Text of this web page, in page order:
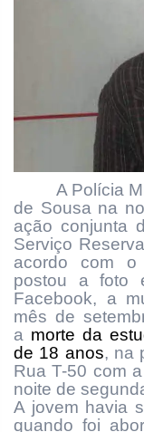
A Polícia
de Sousa na
ação conjunta
Serviço
acordo com o
postou a foto
Facebook, a
mês de
a morte da
de 18 anos, na
Rua T-50 com
noite de
A jovem havia
quando foi